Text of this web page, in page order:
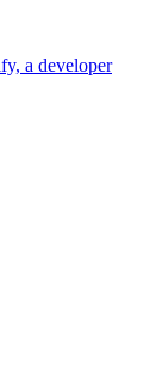
a developer